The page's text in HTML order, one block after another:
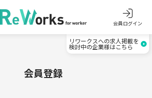
会員ログイン
リワークスへの求人掲載を
検討中の企業様はこちら
会員登録